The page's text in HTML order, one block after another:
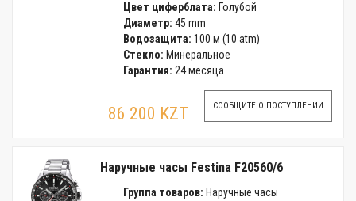
Цвет циферблата: Голубой
Диаметр: 45 mm
Водозащита: 100 м (10 atm)
Стекло: Минеральное
Гарантия: 24 месяца
86 200 KZT СООБЩИТЕ О ПОСТУПЛЕНИИ
Наручные часы Festina F20560/6
Группа товаров: Наручные часы